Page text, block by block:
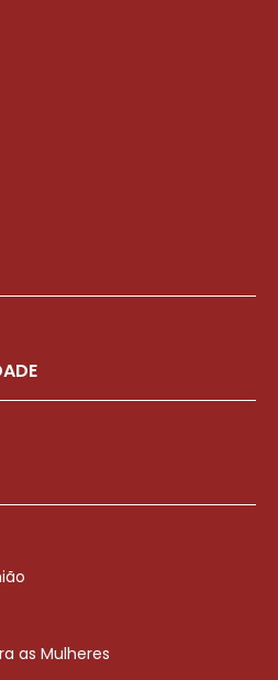
as Mulheres